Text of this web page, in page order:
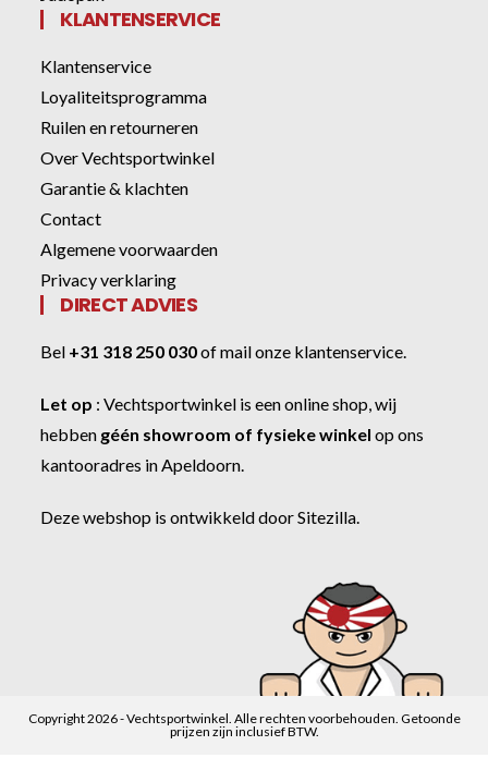
KLANTENSERVICE
Klantenservice
Loyaliteitsprogramma
Ruilen en retourneren
Over Vechtsportwinkel
Garantie & klachten
Contact
Algemene voorwaarden
Privacy verklaring
DIRECT ADVIES
Bel +31 318 250 030ofmail onze klantenservice
Let op :Vechtsportwinkel is een online shop, wij
hebben géén showroom of fysieke winkel op ons
kantooradres in Apeldoorn.
Deze webshop is ontwikkeld doorSitezilla
Copyright 2026 - Vechtsportwinkel. Alle rechten voorbehouden. Getoonde
prijzen zijn inclusief BTW.